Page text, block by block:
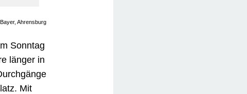
Ahrensburg
Sonntag
länger in
Mit